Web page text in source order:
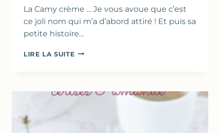
La Camy crème … Je vous avoue que c’est
ce joli nom qui m’a d’abord attiré ! Et puis sa
petite histoire…
LIRE LA SUITE CAMY
GREC